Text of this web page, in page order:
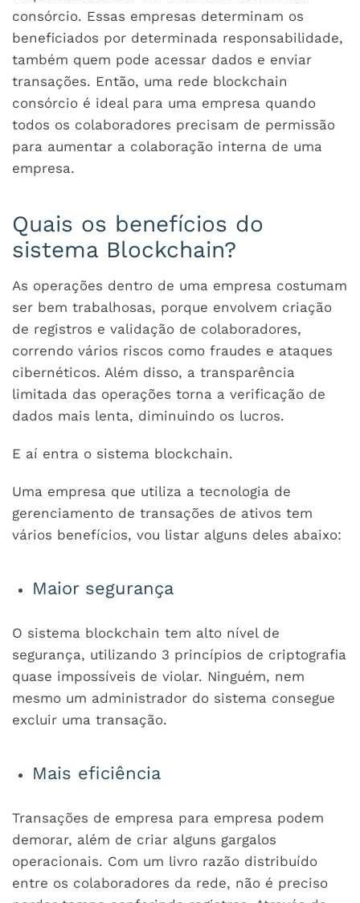
consórcio. Essas empresas determinam os
beneficiados por determinada responsabilidade,
também quem pode acessar dados e enviar
transações. Então, uma rede blockchain
consórcio é ideal para uma empresa quando
todos os colaboradores precisam de permissão
para aumentar a colaboração interna de uma
empresa.
Quais os benefícios do
sistema Blockchain?
As operações dentro de uma empresa costumam
ser bem trabalhosas, porque envolvem criação
de registros e validação de colaboradores,
correndo vários riscos como fraudes e ataques
cibernéticos. Além disso, a transparência
limitada das operações torna a verificação de
dados mais lenta, diminuindo os lucros.
E aí entra o sistema blockchain.
Uma empresa que utiliza a tecnologia de
gerenciamento de transações de ativos tem
vários benefícios, vou listar alguns deles abaixo:
Maior segurança
O sistema blockchain tem alto nível de
segurança, utilizando 3 princípios de criptografia
quase impossíveis de violar. Ninguém, nem
mesmo um administrador do sistema consegue
excluir uma transação.
Mais eficiência
Transações de empresa para empresa podem
demorar, além de criar alguns gargalos
operacionais. Com um livro razão distribuído
entre os colaboradores da rede, não é preciso